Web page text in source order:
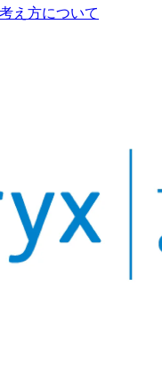
え方について